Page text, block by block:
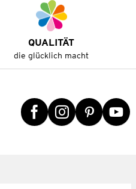
QUALITÄT
die glücklich macht